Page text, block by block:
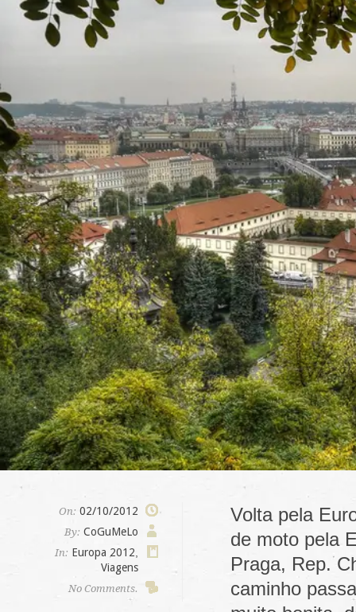
On: 02/10/2012
By: CoGuMeLo
In: Europa 2012
Viagens
No Comments.
Volta pela
de moto pela
Praga, Rep.
caminho